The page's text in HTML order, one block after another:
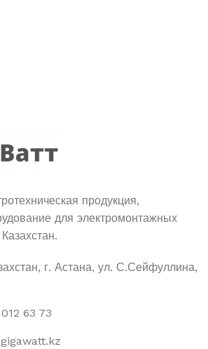
продукция,
для электромонтажных
г. Астана, ул. С.Сейфуллина,
63 73